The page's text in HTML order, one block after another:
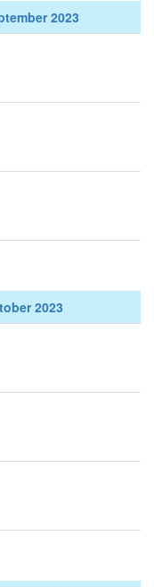
2023
2023